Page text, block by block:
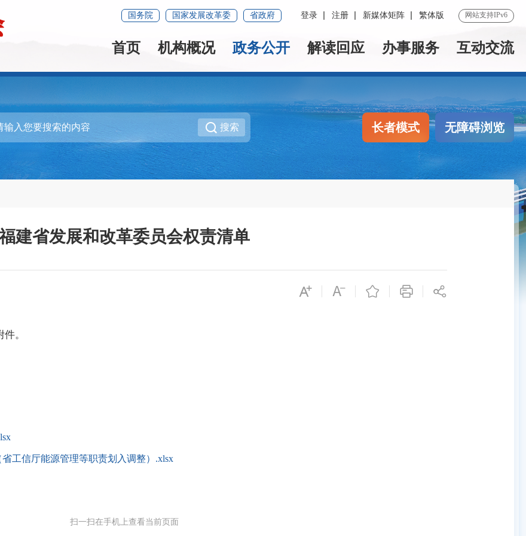
国务院 国家发展改革委 省政府 登录 注册 新媒体矩阵 繁体版 网站支持IPv6
首页 机构概况 政务公开 解读回应 办事服务 互动交流
搜索 长者模式 无障碍浏览
建省发展和改革委员会权责清单
。
工信厅能源管理等职责划入调整）.xlsx
扫一扫在手机上查看当前页面